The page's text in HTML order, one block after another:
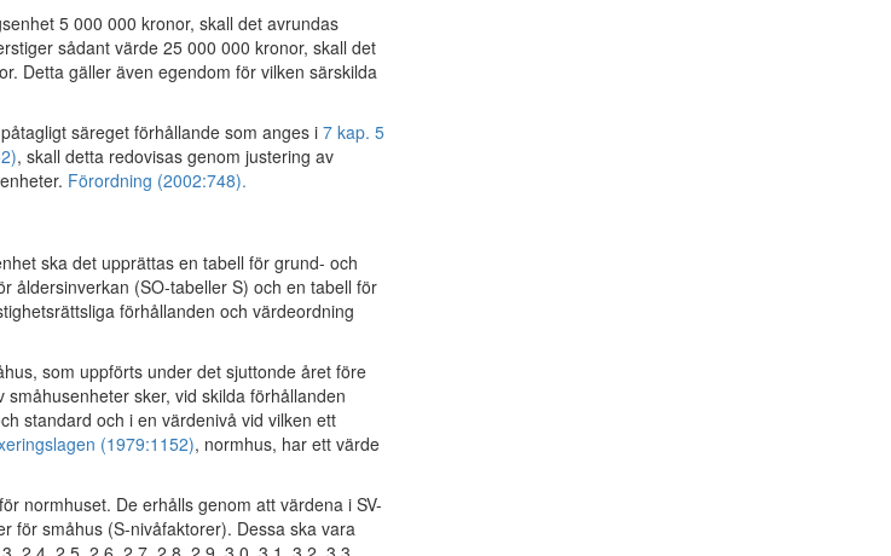
5 000 000 kronor, skall det avrundas
sådant värde 25 000 000 kronor, skall det
Detta gäller även egendom för vilken särskilda
säreget förhållande som anges i 7 kap. 5
, skall detta redovisas genom justering av
Förordning (2002:748).
ska det upprättas en tabell för grund- och
åldersinverkan (SO-tabeller S) och en tabell för
förhållanden och värdeordning
som uppförts under det sjuttonde året före
sker, vid skilda förhållanden
standard och i en värdenivå vid vilken ett
(1979:1152), normhus, har ett värde
normhuset. De erhålls genom att värdena i SV-
för småhus (S-nivåfaktorer). Dessa ska vara